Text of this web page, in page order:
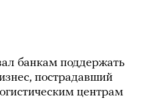
банкам поддержать
пострадавший
центрам